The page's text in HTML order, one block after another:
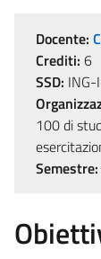
Docente:
Crediti: 6
SSD:
100 di
Semestre: